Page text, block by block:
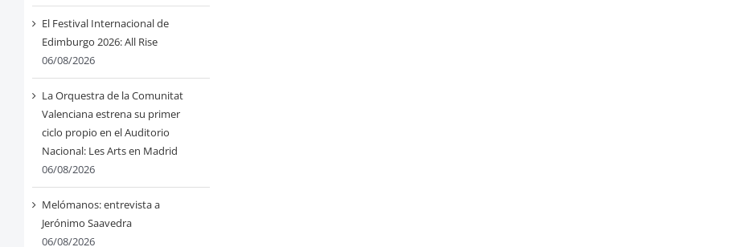
El Festival Internacional de
Edimburgo 2026: All Rise
06/08/2026
La Orquestra de la Comunitat
Valenciana estrena su primer
ciclo propio en el Auditorio
Nacional: Les Arts en Madrid
06/08/2026
Melómanos: entrevista a
Jerónimo Saavedra
06/08/2026